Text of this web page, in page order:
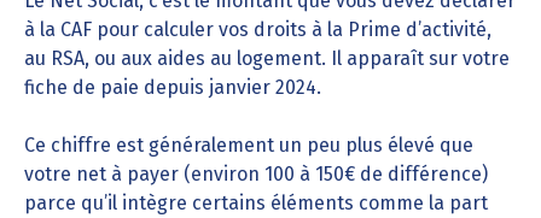
à la CAF pour calculer vos droits à la Prime d’activité,
au RSA, ou aux aides au logement. Il apparaît sur votre
fiche de paie depuis janvier 2024.
Ce chiffre est généralement un peu plus élevé que
votre net à payer (environ 100 à 150€ de différence)
parce qu’il intègre certains éléments comme la part